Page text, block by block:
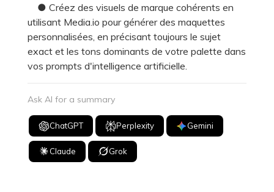
● Créez des visuels de marque cohérents en
utilisant Media.io pour générer des maquettes
personnalisées, en précisant toujours le sujet
exact et les tons dominants de votre palette dans
vos prompts d'intelligence artificielle.
Ask AI for a summary
ChatGPT Perplexity Gemini
Claude Grok